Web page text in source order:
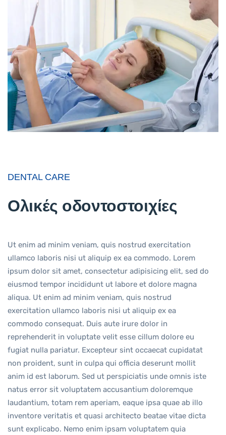
DENTAL CARE
Ολικές οδοντοστοιχίες
Ut enim ad minim veniam, quis nostrud exercitation
ullamco laboris nisi ut aliquip ex ea commodo. Lorem
ipsum dolor sit amet, consectetur adipisicing elit, sed do
eiusmod tempor incididunt ut labore et dolore magna
aliqua. Ut enim ad minim veniam, quis nostrud
exercitation ullamco laboris nisi ut aliquip ex ea
commodo consequat. Duis aute irure dolor in
reprehenderit in voluptate velit esse cillum dolore eu
fugiat nulla pariatur. Excepteur sint occaecat cupidatat
non proident, sunt in culpa qui officia deserunt mollit
anim id est laborum. Sed ut perspiciatis unde omnis iste
natus error sit voluptatem accusantium doloremque
laudantium, totam rem aperiam, eaque ipsa quae ab illo
inventore veritatis et quasi architecto beatae vitae dicta
sunt explicabo. Nemo enim ipsam voluptatem quia